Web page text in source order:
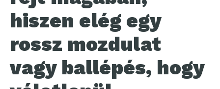
hiszen elég egy
rossz mozdulat
vagy ballépés, hogy